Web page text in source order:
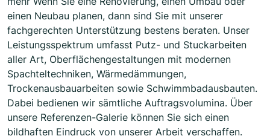
einen Neubau planen, dann sind Sie mit unserer
fachgerechten Unterstützung bestens beraten. Unser
Leistungsspektrum umfasst Putz- und Stuckarbeiten
aller Art, Oberflächengestaltungen mit modernen
Spachteltechniken, Wärmedämmungen,
Trockenausbauarbeiten sowie Schwimmbadausbauten.
Dabei bedienen wir sämtliche Auftragsvolumina. Über
unsere Referenzen-Galerie können Sie sich einen
bildhaften Eindruck von unserer Arbeit verschaffen.